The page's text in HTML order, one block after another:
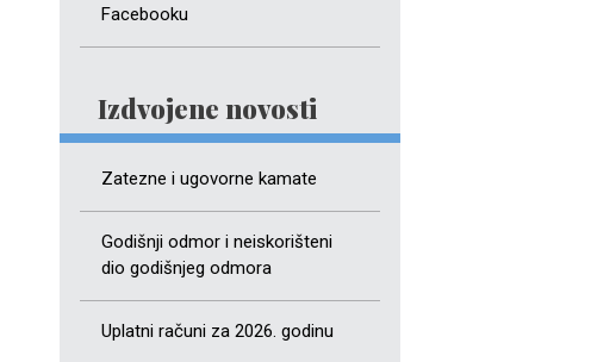
Facebooku
Izdvojene novosti
Zatezne i ugovorne kamate
Godišnji odmor i neiskorišteni
dio godišnjeg odmora
Uplatni računi za 2026. godinu